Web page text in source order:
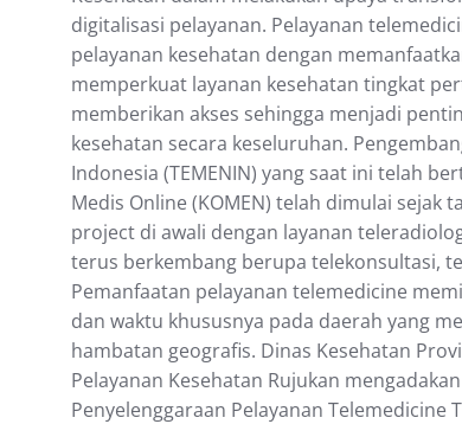
digitalisasi pelayanan. Pelayanan
pelayanan kesehatan dengan
memperkuat layanan kesehatan tingkat
memberikan akses sehingga menjadi
kesehatan secara keseluruhan.
Indonesia (TEMENIN) yang saat ini telah
Medis Online (KOMEN) telah dimulai sejak
project di awali dengan layanan
terus berkembang berupa telekonsultasi,
Pemanfaatan pelayanan telemedicine
dan waktu khususnya pada daerah yang
hambatan geografis. Dinas Kesehatan
Pelayanan Kesehatan Rujukan
Penyelenggaraan Pelayanan Telemedicine